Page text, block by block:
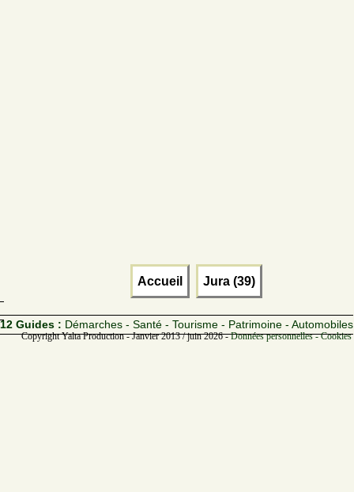
Accueil Jura (39)
12 Guides : Démarches - Santé - Tourisme - Patrimoine - Automobiles
Copyright Yalta Production - Janvier 2013 / juin 2026 -Données personnelles -